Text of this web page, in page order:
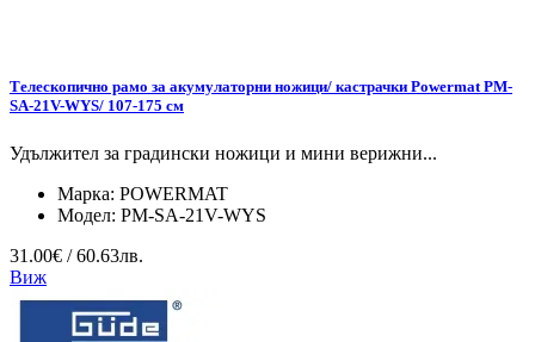
Tелескопично рамо за акумулаторни ножици/ кастрачки Powermat PM-
SA-21V-WYS/ 107-175 см
Удължител за градински ножици и мини верижни...
Марка: POWERMAT
Модел: PM-SA-21V-WYS
31.00€ / 60.63лв.
Виж